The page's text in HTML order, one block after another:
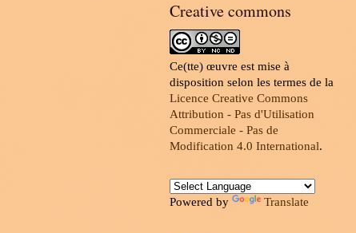
Creative commons
Ce(tte) œuvre est mise à
disposition selon les termes de la
Licence Creative Commons
Attribution - Pas d'Utilisation
Commerciale - Pas de
Modification 4.0 International.
Powered by Translate